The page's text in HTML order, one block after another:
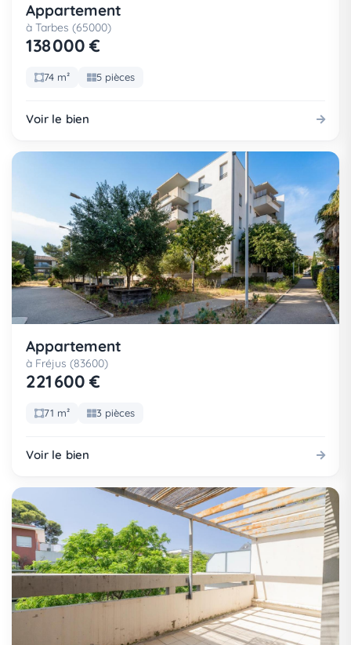
Appartement
à Tarbes (65000)
138 000 €
74 m² 5 pièces
Voir le bien
Appartement
à Fréjus (83600)
221 600 €
71 m² 3 pièces
Voir le bien